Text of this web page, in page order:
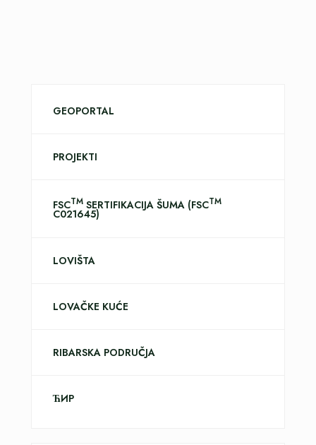
GEOPORTAL
PROJEKTI
FSCTM SERTIFIKACIJA ŠUMA (FSCTM
C021645)
LOVIŠTA
LOVAČKE KUĆE
RIBARSKA PODRUČJA
ЋИР